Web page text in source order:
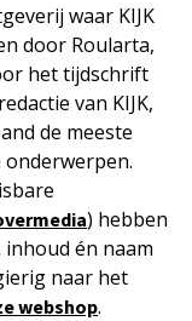
waar KIJK
door Roularta,
het tijdschrift
van KIJK,
de meeste
) hebben
én naam
naar het
webshop.